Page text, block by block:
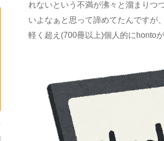
れないという不満が沸々と溜まりつ
いよなぁと思って諦めてたんですが
軽く超え(700冊以上)個人的にhonto